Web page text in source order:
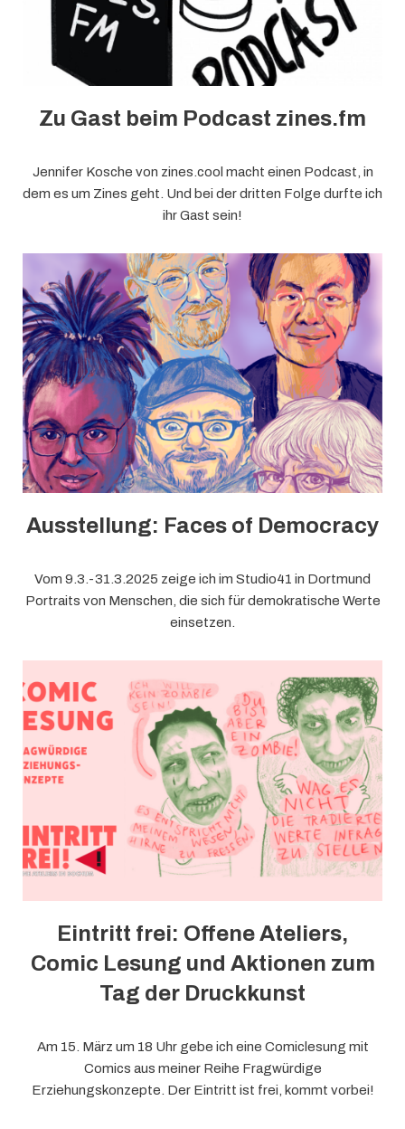
Zu Gast beim Podcast zines.fm
Jennifer Kosche von zines.cool macht einen Podcast, in
dem es um Zines geht. Und bei der dritten Folge durfte ich
ihr Gast sein!
Ausstellung: Faces of Democracy
Vom 9.3.-31.3.2025 zeige ich im Studio41 in Dortmund
Portraits von Menschen, die sich für demokratische Werte
einsetzen.
Eintritt frei: Offene Ateliers,
Comic Lesung und Aktionen zum
Tag der Druckkunst
Am 15. März um 18 Uhr gebe ich eine Comiclesung mit
Comics aus meiner Reihe Fragwürdige
Erziehungskonzepte. Der Eintritt ist frei, kommt vorbei!